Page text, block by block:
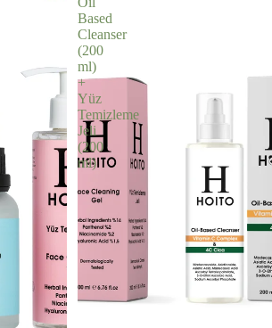
Based
Cleanser
(200
ml)
+
Yüz
Temizleme
Jeli
(200
ml)